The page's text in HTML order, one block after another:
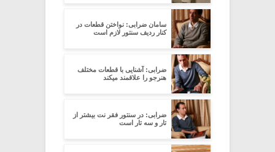
سامان ضرابی: نواختن قطعات در
کنار ردیف سنتور لازم است
ضرابی: آشنایی با قطعات مختلف
هنرجو را علاقمند میکند
ضرابی: در سنتور فقر نت بیشتر از
تار و سه تار است